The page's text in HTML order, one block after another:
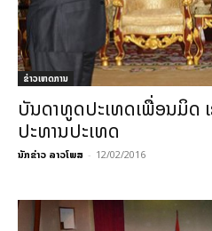
ຂ່າວເຫດການ
ບັນດາທູດປະເທດເພື່ອນມິດ
ປະທານປະເທດ
ນັກຂ່າວ ລາວໂພສ - 12/02/2016